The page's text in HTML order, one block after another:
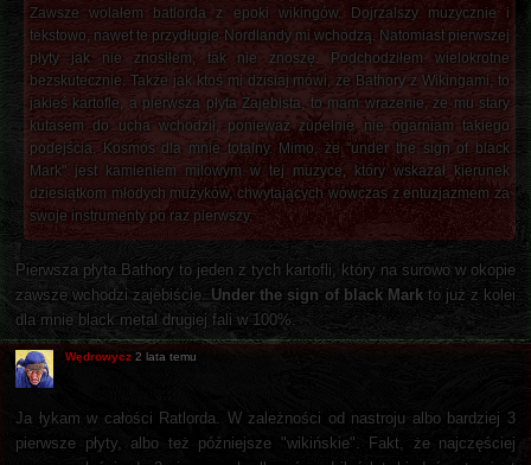
Zawsze wolałem batlorda z epoki wikingów. Dojrzalszy muzycznie i
tekstowo, nawet te przydługie Nordlandy mi wchodzą. Natomiast pierwszej
płyty jak nie znosiłem, tak nie znoszę. Podchodziłem wielokrotne
bezskutecznie. Także jak ktoś mi dzisiaj mówi, że Bathory z Wikingami, to
jakieś kartofle, a pierwsza płyta Zajebista, to mam wrażenie, że mu stary
kutasem do ucha wchodził, ponieważ zupełnie nie ogarniam takiego
podejścia. Kosmos dla mnie totalny. Mimo, że "under the sign of black
Mark" jest kamieniem milowym w tej muzyce, który wskazał kierunek
dziesiątkom młodych muzyków, chwytających wówczas z entuzjazmem za
swoje instrumenty po raz pierwszy.
Pierwsza płyta Bathory to jeden z tych kartofli, który na surowo w okopie
zawsze wchodzi zajebiście.
Under the sign of black Markto już z kolei
dla mnie black metal drugiej fali w 100%.
Wędrowycz 2 lata temu
Ja łykam w całości Ratlorda. W zależności od nastroju albo bardziej 3
pierwsze płyty, albo też późniejsze "wikińskie". Fakt, że najczęściej